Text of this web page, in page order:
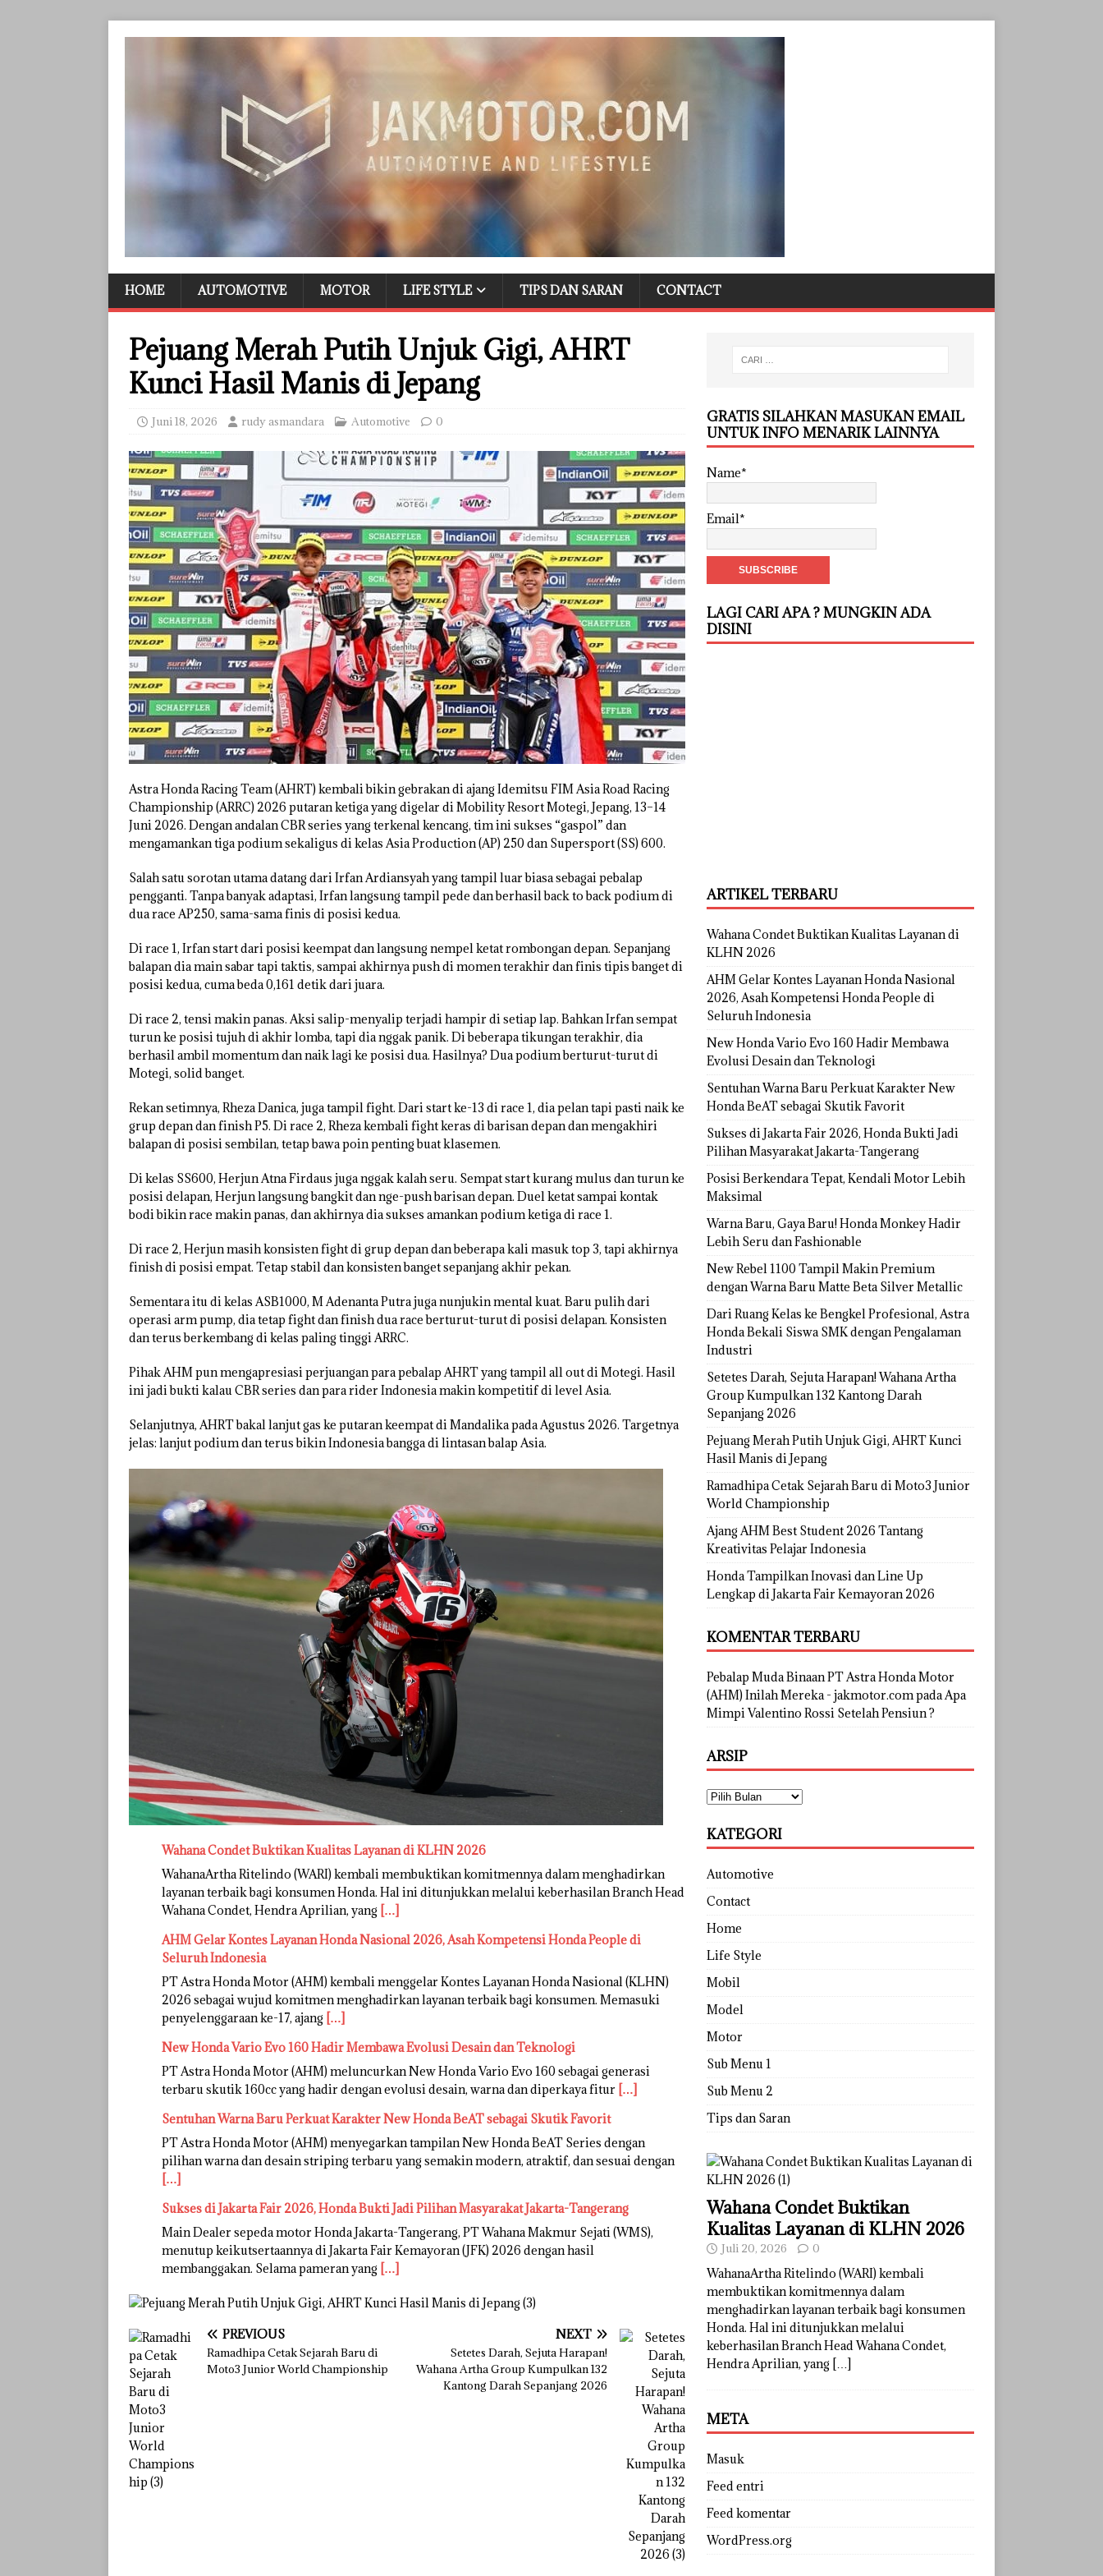
HOME AUTOMOTIVE MOTOR LIFE STYLE TIPS DAN SARAN CONTACT
Pejuang Merah Putih Unjuk Gigi, AHRT
Kunci Hasil Manis di Jepang
Juni 18, 2026 rudy asmandara Automotive 0
Astra Honda Racing Team (AHRT) kembali bikin gebrakan di ajang Idemitsu FIM Asia Road Racing
Championship (ARRC) 2026 putaran ketiga yang digelar di Mobility Resort Motegi, Jepang, 13–14
Juni 2026. Dengan andalan CBR series yang terkenal kencang, tim ini sukses “gaspol” dan
mengamankan tiga podium sekaligus di kelas Asia Production (AP) 250 dan Supersport (SS) 600.
Salah satu sorotan utama datang dari Irfan Ardiansyah yang tampil luar biasa sebagai pebalap
pengganti. Tanpa banyak adaptasi, Irfan langsung tampil pede dan berhasil back to back podium di
dua race AP250, sama-sama finis di posisi kedua.
Di race 1, Irfan start dari posisi keempat dan langsung nempel ketat rombongan depan. Sepanjang
balapan dia main sabar tapi taktis, sampai akhirnya push di momen terakhir dan finis tipis banget di
posisi kedua, cuma beda 0,161 detik dari juara.
Di race 2, tensi makin panas. Aksi salip-menyalip terjadi hampir di setiap lap. Bahkan Irfan sempat
turun ke posisi tujuh di akhir lomba, tapi dia nggak panik. Di beberapa tikungan terakhir, dia
berhasil ambil momentum dan naik lagi ke posisi dua. Hasilnya? Dua podium berturut-turut di
Motegi, solid banget.
Rekan setimnya, Rheza Danica, juga tampil fight. Dari start ke-13 di race 1, dia pelan tapi pasti naik ke
grup depan dan finish P5. Di race 2, Rheza kembali fight keras di barisan depan dan mengakhiri
balapan di posisi sembilan, tetap bawa poin penting buat klasemen.
Di kelas SS600, Herjun Atna Firdaus juga nggak kalah seru. Sempat start kurang mulus dan turun ke
posisi delapan, Herjun langsung bangkit dan nge-push barisan depan. Duel ketat sampai kontak
bodi bikin race makin panas, dan akhirnya dia sukses amankan podium ketiga di race 1.
Di race 2, Herjun masih konsisten fight di grup depan dan beberapa kali masuk top 3, tapi akhirnya
finish di posisi empat. Tetap stabil dan konsisten banget sepanjang akhir pekan.
Sementara itu di kelas ASB1000, M Adenanta Putra juga nunjukin mental kuat. Baru pulih dari
operasi arm pump, dia tetap fight dan finish dua race berturut-turut di posisi delapan. Konsisten
dan terus berkembang di kelas paling tinggi ARRC.
Pihak AHM pun mengapresiasi perjuangan para pebalap AHRT yang tampil all out di Motegi. Hasil
ini jadi bukti kalau CBR series dan para rider Indonesia makin kompetitif di level Asia.
Selanjutnya, AHRT bakal lanjut gas ke putaran keempat di Mandalika pada Agustus 2026. Targetnya
jelas: lanjut podium dan terus bikin Indonesia bangga di lintasan balap Asia.
Wahana Condet Buktikan Kualitas Layanan di KLHN 2026
WahanaArtha Ritelindo (WARI) kembali membuktikan komitmennya dalam menghadirkan
layanan terbaik bagi konsumen Honda. Hal ini ditunjukkan melalui keberhasilan Branch Head
Wahana Condet, Hendra Aprilian, yang […]
AHM Gelar Kontes Layanan Honda Nasional 2026, Asah Kompetensi Honda People di
Seluruh Indonesia
PT Astra Honda Motor (AHM) kembali menggelar Kontes Layanan Honda Nasional (KLHN)
2026 sebagai wujud komitmen menghadirkan layanan terbaik bagi konsumen. Memasuki
penyelenggaraan ke-17, ajang […]
New Honda Vario Evo 160 Hadir Membawa Evolusi Desain dan Teknologi
PT Astra Honda Motor (AHM) meluncurkan New Honda Vario Evo 160 sebagai generasi
terbaru skutik 160cc yang hadir dengan evolusi desain, warna dan diperkaya fitur […]
Sentuhan Warna Baru Perkuat Karakter New Honda BeAT sebagai Skutik Favorit
PT Astra Honda Motor (AHM) menyegarkan tampilan New Honda BeAT Series dengan
pilihan warna dan desain striping terbaru yang semakin modern, atraktif, dan sesuai dengan
[…]
Sukses di Jakarta Fair 2026, Honda Bukti Jadi Pilihan Masyarakat Jakarta-Tangerang
Main Dealer sepeda motor Honda Jakarta-Tangerang, PT Wahana Makmur Sejati (WMS),
menutup keikutsertaannya di Jakarta Fair Kemayoran (JFK) 2026 dengan hasil
membanggakan. Selama pameran yang […]
PREVIOUS
Ramadhipa Cetak Sejarah Baru di
Moto3 Junior World Championship
NEXT
Setetes Darah, Sejuta Harapan!
Wahana Artha Group Kumpulkan 132
Kantong Darah Sepanjang 2026
GRATIS SILAHKAN MASUKAN EMAIL
UNTUK INFO MENARIK LAINNYA
Name*
Email*
LAGI CARI APA ? MUNGKIN ADA
DISINI
ARTIKEL TERBARU
Wahana Condet Buktikan Kualitas Layanan di
KLHN 2026
AHM Gelar Kontes Layanan Honda Nasional
2026, Asah Kompetensi Honda People di
Seluruh Indonesia
New Honda Vario Evo 160 Hadir Membawa
Evolusi Desain dan Teknologi
Sentuhan Warna Baru Perkuat Karakter New
Honda BeAT sebagai Skutik Favorit
Sukses di Jakarta Fair 2026, Honda Bukti Jadi
Pilihan Masyarakat Jakarta-Tangerang
Posisi Berkendara Tepat, Kendali Motor Lebih
Maksimal
Warna Baru, Gaya Baru! Honda Monkey Hadir
Lebih Seru dan Fashionable
New Rebel 1100 Tampil Makin Premium
dengan Warna Baru Matte Beta Silver Metallic
Dari Ruang Kelas ke Bengkel Profesional, Astra
Honda Bekali Siswa SMK dengan Pengalaman
Industri
Setetes Darah, Sejuta Harapan! Wahana Artha
Group Kumpulkan 132 Kantong Darah
Sepanjang 2026
Pejuang Merah Putih Unjuk Gigi, AHRT Kunci
Hasil Manis di Jepang
Ramadhipa Cetak Sejarah Baru di Moto3 Junior
World Championship
Ajang AHM Best Student 2026 Tantang
Kreativitas Pelajar Indonesia
Honda Tampilkan Inovasi dan Line Up
Lengkap di Jakarta Fair Kemayoran 2026
KOMENTAR TERBARU
Pebalap Muda Binaan PT Astra Honda Motor
(AHM) Inilah Mereka - jakmotor.compadaApa
Mimpi Valentino Rossi Setelah Pensiun ?
ARSIP
KATEGORI
Automotive
Contact
Home
Life Style
Mobil
Model
Motor
Sub Menu 1
Sub Menu 2
Tips dan Saran
Wahana Condet Buktikan
Kualitas Layanan di KLHN 2026
Juli 20, 2026 0
WahanaArtha Ritelindo (WARI) kembali
membuktikan komitmennya dalam
menghadirkan layanan terbaik bagi konsumen
Honda. Hal ini ditunjukkan melalui
keberhasilan Branch Head Wahana Condet,
Hendra Aprilian, yang […]
META
Masuk
Feed entri
Feed komentar
WordPress.org